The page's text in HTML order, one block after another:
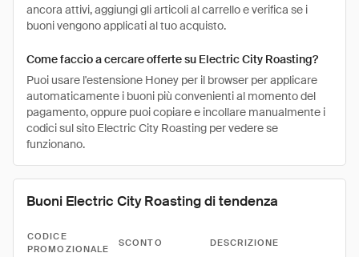
ancora attivi, aggiungi gli articoli al carrello e verifica se i
buoni vengono applicati al tuo acquisto.
Come faccio a cercare offerte su Electric City Roasting?
Puoi usare l'estensione Honey per il browser per applicare
automaticamente i buoni più convenienti al momento del
pagamento, oppure puoi copiare e incollare manualmente i
codici sul sito Electric City Roasting per vedere se
funzionano.
Buoni Electric City Roasting di tendenza
CODICE
PROMOZIONALE
SCONTO DESCRIZIONE